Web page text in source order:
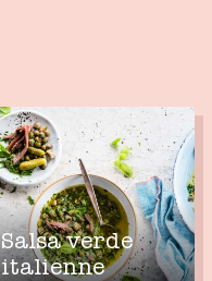
Salsa verde
italienne